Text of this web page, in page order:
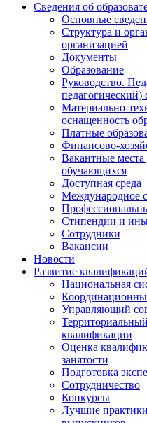
Сведения об
Основные
Структура и
организацией
Документы
Образование
Руководство.
педагогический)
Материально-
оснащенность
Платные
Финансово-
Вакантные места
обучающихся
Доступная среда
Международное
Стипендии и
Сотрудники
Вакансии
Новости
Развитие
Национальная
Управляющий
квалификации
Оценка
занятости
Подготовка
Сотрудничество
Конкурсы
Лучшие практики